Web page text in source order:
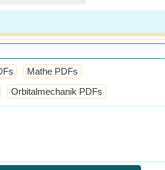
Mathe PDFs
Orbitalmechanik PDFs